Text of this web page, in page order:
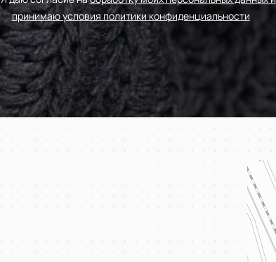
принимаю условия политики конфиденциальности